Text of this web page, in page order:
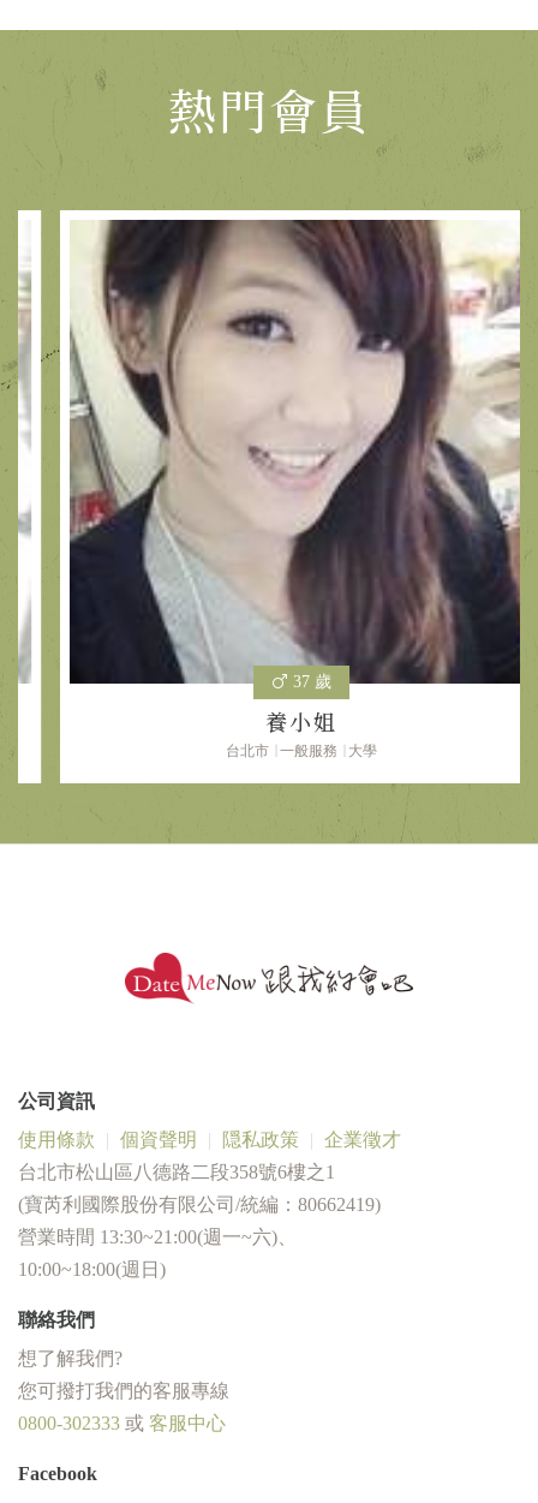
熱門會員
37 歲
養小姐
台北市 一般服務 大學
公司資訊
使用條款
個資聲明 隠私政策
企業徵才
台北市松山區八德路二段358號6樓之1
(寶芮利國際股份有限公司/統編：80662419)
營業時間 13:30~21:00(週一~六)、
10:00~18:00(週日)
聯絡我們
想了解我們?
您可撥打我們的客服專線
0800-302333 或 客服中心
Facebook